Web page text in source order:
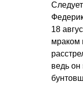
18
мраком
ведь